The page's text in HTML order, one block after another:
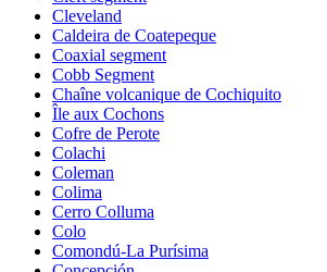
Cleveland
Caldeira de Coatepeque
Coaxial segment
Cobb Segment
Chaîne volcanique de Cochiquito
Île aux Cochons
Cofre de Perote
Colachi
Coleman
Colima
Cerro Colluma
Colo
Comondú-La Purísima